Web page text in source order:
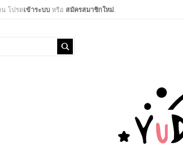
โปรดเข้าระบบ หรือ สมัครสมาชิกใหม่